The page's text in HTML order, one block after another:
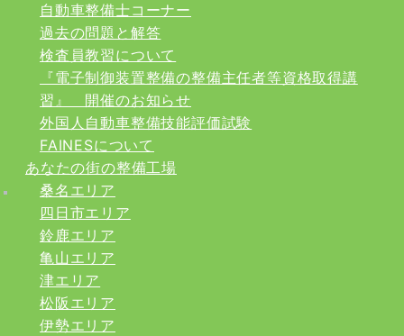
自動車整備士コーナー
過去の問題と解答
検査員教習について
『電子制御装置整備の整備主任者等資格取得講
習』 開催のお知らせ
外国人自動車整備技能評価試験
FAINESについて
あなたの街の整備工場
桑名エリア
四日市エリア
鈴鹿エリア
亀山エリア
津エリア
松阪エリア
伊勢エリア